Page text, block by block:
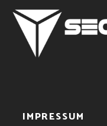
IMPRESSUM